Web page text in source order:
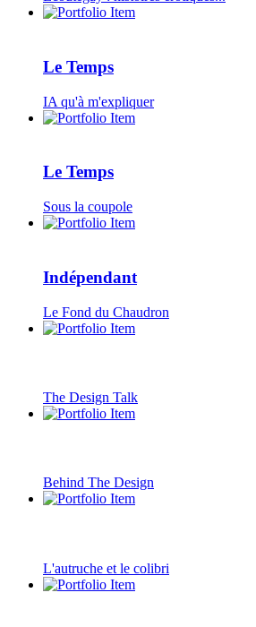
Le Temps
IA qu'à m'expliquer
Le Temps
Sous la coupole
Indépendant
Le Fond du Chaudron
The Design Talk
Behind The Design
L'autruche et le colibri